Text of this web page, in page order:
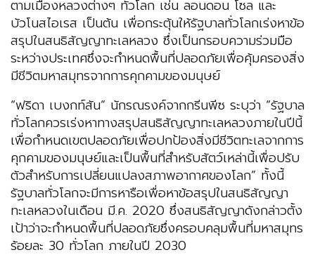
ตามเมืองหลวงต่างๆ ทั่วโลก เช่น ลอนดอน โซล และ
บัวโนสไอเรส เป็นต้น เพื่อกระตุ้นให้รัฐบาลทั่วโลกเร่งหาข้อ
สรุปในสนธิสัญญาทะเลหลวง ซึ่งเป็นกรอบความร่วมมือ
ระหว่างประเทศซึ่งจะกำหนดพื้นที่ปลอดภัยเพื่อคุ้มครองสิ่ง
มีชีวิตมหาสมุทรจากการคุกคามของมนุษย์
“ฟริดา เบงกท์สัน” นักรณรงค์จากกรีนพีซ ระบุว่า “รัฐบาล
ทั่วโลกควรเร่งหาทางสรุปสนธิสัญญาทะเลหลวงภายในปีนี้
เพื่อกำหนดเขตปลอดภัยเพื่อปกป้องสิ่งมีชีวิตทะเลจากการ
คุกคามของมนุษย์และเป็นพื้นที่สำหรับสัตว์เหล่านี้เพื่อปรับ
ตัวสำหรับการเปลี่ยนแปลงสภาพอากาศของโลก” ทั้งนี้
รัฐบาลทั่วโลกจะมีการหารือเพื่อหาข้อสรุปในสนธิสัญญา
ทะเลหลวงในเดือน มี.ค. 2020 ซึ่งสนธิสัญญาดังกล่าวตั้ง
เป้าว่าจะกำหนดพื้นที่ปลอดภัยซึ่งครอบคลุมพื้นที่มหาสมุทร
ร้อยละ 30 ทั่วโลก ภายในปี 2030